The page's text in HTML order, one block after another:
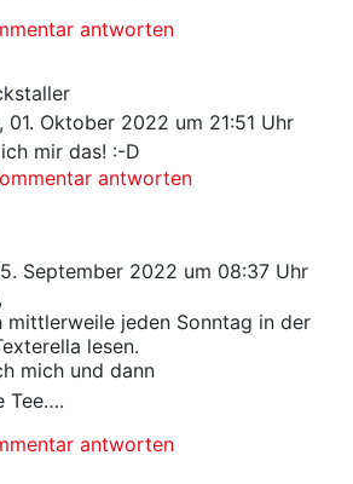
antworten
01. Oktober 2022 um 21:51 Uhr
mir das! :-D
antworten
September 2022 um 08:37 Uhr
mittlerweile jeden Sonntag in der
lesen.
mich und dann
Tee….
antworten